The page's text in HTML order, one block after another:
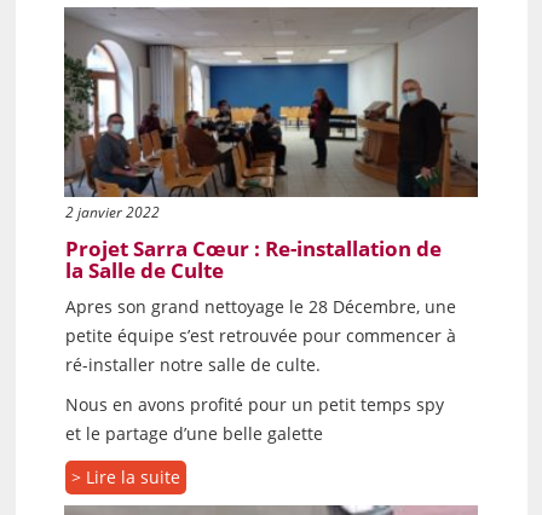
2 janvier 2022
Projet Sarra Cœur : Re-installation de
la Salle de Culte
Apres son grand nettoyage le 28 Décembre, une
petite équipe s’est retrouvée pour commencer à
ré-installer notre salle de culte.
Nous en avons profité pour un petit temps spy
et le partage d’une belle galette
> Lire la suite